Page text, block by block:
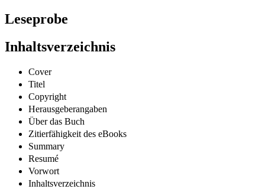
Leseprobe
Inhaltsverzeichnis
Cover
Titel
Copyright
Herausgeberangaben
Über das Buch
Zitierfähigkeit des eBooks
Summary
Resumé
Vorwort
Inhaltsverzeichnis